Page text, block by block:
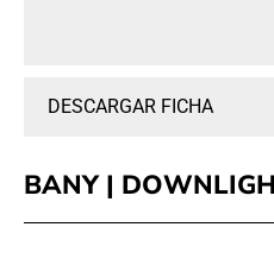
DESCARGAR FICHA
BANY |